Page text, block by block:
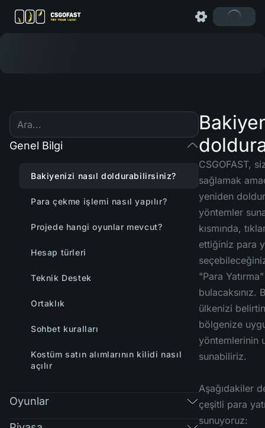
Genel Bilgi
Bakiyenizi nasıl doldurabilirsiniz?
Para çekme işlemi nasıl yapılır?
Projede hangi oyunlar mevcut?
Hesap türleri
Teknik Destek
Ortaklık
Sohbet kuralları
Kostüm satın alımlarının kilidi nasıl
açılır
Oyunlar
CSGOFAST,
sağlamak
yeniden
yöntemler
kısmında,
ettiğiniz para
"Para
bulacaksınız.
ülkenizi
bölgenize
yöntemlerinin
sunabiliriz.
Aşağıdakiler
çeşitli para
sunuyoruz: